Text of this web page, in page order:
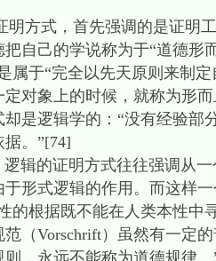
方式，首先强调的是证明
自己的学说称为于“道德形
属于“完全以先天原则来制
对象上的时候，就称为形
是逻辑学的：“没有经验
。”[74]
的证明方式往往强调从一
形式逻辑的作用。而这样
的根据既不能在人类本性
（Vorschrift）虽然有一定
，永远不能称为道德规律。